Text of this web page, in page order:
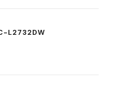
L2732DW